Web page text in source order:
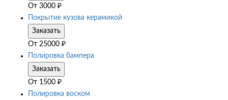
От 3000 ₽
Покрытие кузова керамикой
Заказать
От 25000 ₽
Полировка бампера
Заказать
От 1500 ₽
Полировка воском